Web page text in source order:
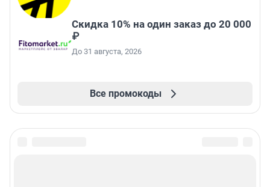
Скидка 10% на один заказ до 20 000
₽
До 31 августа, 2026
Все промокоды